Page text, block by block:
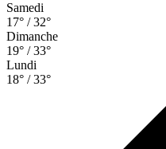
Samedi
17° / 32°
Dimanche
19° / 33°
Lundi
18° / 33°